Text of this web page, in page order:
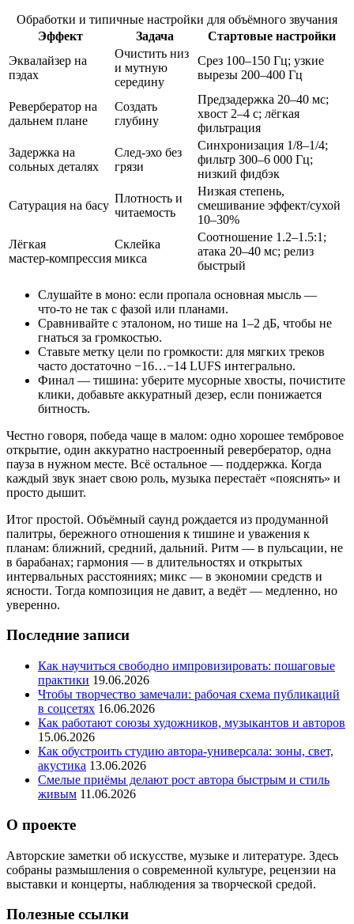
Обработки и типичные настройки для объёмного звучания
Эффект
Задача
Стартовые настройки
Эквалайзер на
пэдах
Очистить низ
и мутную
середину
Срез 100–150 Гц; узкие
вырезы 200–400 Гц
Ревербератор на
дальнем плане
Создать
глубину
Предзадержка 20–40 мс;
хвост 2–4 с; лёгкая
фильтрация
Задержка на
сольных деталях
След‑эхо без
грязи
Синхронизация 1/8–1/4;
фильтр 300–6 000 Гц;
низкий фидбэк
Сатурация на басу
Плотность и
читаемость
Низкая степень,
смешивание эффект/сухой
10–30%
Лёгкая
мастер‑компрессия
Склейка
микса
Соотношение 1.2–1.5:1;
атака 20–40 мс; релиз
быстрый
Слушайте в моно: если пропала основная мысль —
что‑то не так с фазой или планами.
Сравнивайте с эталоном, но тише на 1–2 дБ, чтобы не
гнаться за громкостью.
Ставьте метку цели по громкости: для мягких треков
часто достаточно −16…−14 LUFS интегрально.
Финал — тишина: уберите мусорные хвосты, почистите
клики, добавьте аккуратный дезер, если понижается
битность.
Честно говоря, победа чаще в малом: одно хорошее тембровое
открытие, один аккуратно настроенный ревербератор, одна
пауза в нужном месте. Всё остальное — поддержка. Когда
каждый звук знает свою роль, музыка перестаёт «пояснять» и
просто дышит.
Итог простой. Объёмный саунд рождается из продуманной
палитры, бережного отношения к тишине и уважения к
планам: ближний, средний, дальний. Ритм — в пульсации, не
в барабанах; гармония — в длительностях и открытых
интервальных расстояниях; микс — в экономии средств и
ясности. Тогда композиция не давит, а ведёт — медленно, но
уверенно.
Последние записи
Как научиться свободно импровизировать: пошаговые
практики 19.06.2026
Чтобы творчество замечали: рабочая схема публикаций
в соцсетях 16.06.2026
Как работают союзы художников, музыкантов и авторов
15.06.2026
Как обустроить студию автора‑универсала: зоны, свет,
акустика 13.06.2026
Смелые приёмы делают рост автора быстрым и стиль
живым 11.06.2026
О проекте
Авторские заметки об искусстве, музыке и литературе. Здесь
собраны размышления о современной культуре, рецензии на
выставки и концерты, наблюдения за творческой средой.
Полезные ссылки